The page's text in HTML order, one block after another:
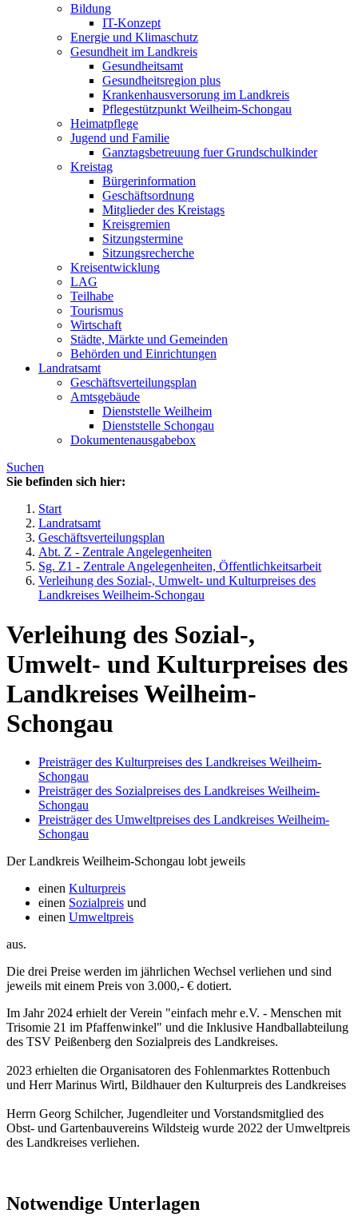
Bildung
IT-Konzept
Energie und Klimaschutz
Gesundheit im Landkreis
Gesundheitsamt
Gesundheitsregion plus
Krankenhausversorung im Landkreis
Pflegestützpunkt Weilheim-Schongau
Heimatpflege
Jugend und Familie
Ganztagsbetreuung fuer Grundschulkinder
Kreistag
Bürgerinformation
Geschäftsordnung
Mitglieder des Kreistags
Kreisgremien
Sitzungstermine
Sitzungsrecherche
Kreisentwicklung
LAG
Teilhabe
Tourismus
Wirtschaft
Städte, Märkte und Gemeinden
Behörden und Einrichtungen
Landratsamt
Geschäftsverteilungsplan
Amtsgebäude
Dienststelle Weilheim
Dienststelle Schongau
Dokumentenausgabebox
Suchen
Sie befinden sich hier:
Start
Landratsamt
Geschäftsverteilungsplan
Abt. Z - Zentrale Angelegenheiten
Sg. Z1 - Zentrale Angelegenheiten, Öffentlichkeitsarbeit
Verleihung des Sozial-, Umwelt- und Kulturpreises des
Landkreises Weilheim-Schongau
Verleihung des Sozial-,
Umwelt- und Kulturpreises des
Landkreises Weilheim-
Schongau
Preisträger des Kulturpreises des Landkreises Weilheim-
Schongau
Preisträger des Sozialpreises des Landkreises Weilheim-
Schongau
Preisträger des Umweltpreises des Landkreises Weilheim-
Schongau
Der Landkreis Weilheim-Schongau lobt jeweils
einen Kulturpreis
einen Sozialpreis und
einen Umweltpreis
aus.
Die drei Preise werden im jährlichen Wechsel verliehen und sind
jeweils mit einem Preis von 3.000,- € dotiert.
Im Jahr 2024 erhielt der Verein "einfach mehr e.V. - Menschen mit
Trisomie 21 im Pfaffenwinkel" und die Inklusive Handballabteilung
des TSV Peißenberg den Sozialpreis des Landkreises.
2023 erhielten die Organisatoren des Fohlenmarktes Rottenbuch
und Herr Marinus Wirtl, Bildhauer den Kulturpreis des Landkreises
Herrn Georg Schilcher, Jugendleiter und Vorstandsmitglied des
Obst- und Gartenbauvereins Wildsteig wurde 2022 der Umweltpreis
des Landkreises verliehen.
Notwendige Unterlagen